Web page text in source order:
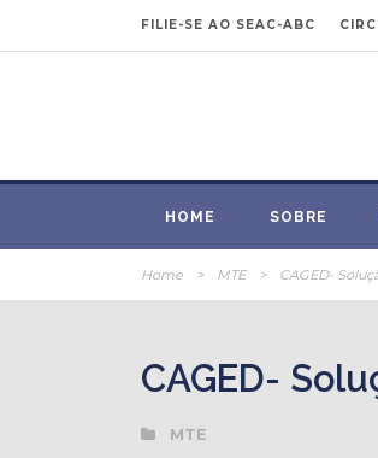
FILIE-SE AO SEAC-ABC
HOME SOBRE
Home > MTE > CAGED-
CAGED-
MTE